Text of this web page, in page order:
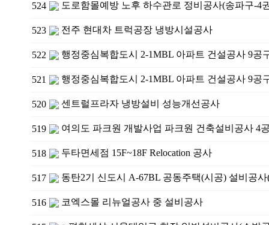
524 도로함몰예방 노후 하수관로 정비공사(송파구-4
523 전주 현대차 트럭공장 냉방시설공사
522 행정중심복합도시 2-1MBL 아파트 건설공사 9공
521 행정중심복합도시 2-1MBL 아파트 건설공사 9공
520 센트럴프라자 냉방설비 성능개선공사
519 여의도 파크원 개발사업 파크원 건축설비공사 4
518 두타면세점 15F~18F Relocation 공사
517 동탄2기 신도시 A-67BL 공동주택(시공) 설비공사
516 코엑스몰 리뉴얼공사 중 설비공사